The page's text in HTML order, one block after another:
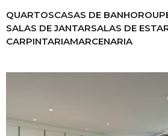
QUARTOSCASAS DE BANHO
SALAS DE JANTARSALAS DE
CARPINTARIAMARCENARIA